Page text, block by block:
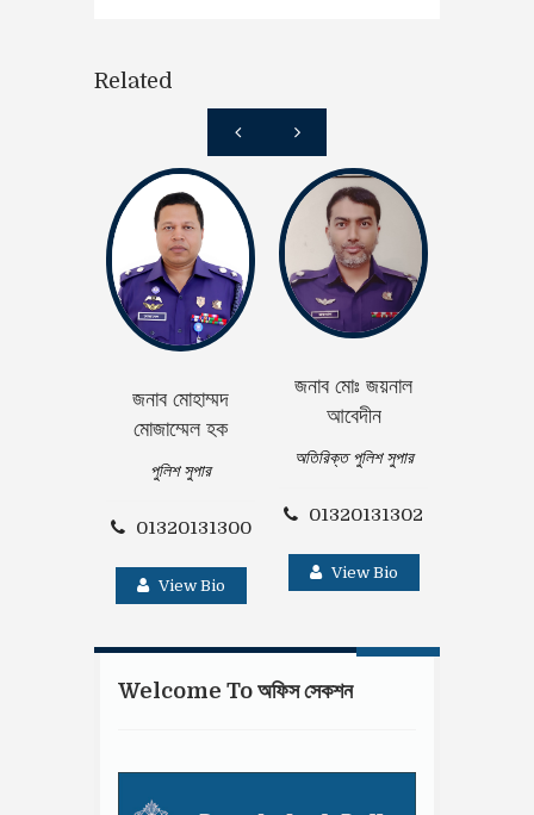
Related
জনাব মোহাম্মদ
মোজাম্মেল হক
পুলিশ সুপার
01320131300
View Bio
জনাব মোঃ জয়নাল
আবেদীন
অতিরিক্ত পুলিশ সুপার
01320131302
View Bio
Welcome To অফিস সেকশন